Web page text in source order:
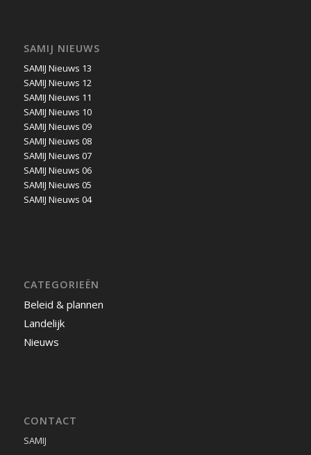
SAMIJ NIEUWS
SAMIJ Nieuws 13
SAMIJ Nieuws 12
SAMIJ Nieuws 11
SAMIJ Nieuws 10
SAMIJ Nieuws 09
SAMIJ Nieuws 08
SAMIJ Nieuws 07
SAMIJ Nieuws 06
SAMIJ Nieuws 05
SAMIJ Nieuws 04
CATEGORIEËN
Beleid & plannen
Landelijk
Nieuws
CONTACT
SAMIJ